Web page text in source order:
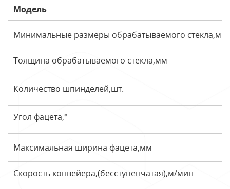
Модель
Минимальные размеры обрабатываемого стекла,мм
Толщина обрабатываемого стекла,мм
Количество шпинделей,шт.
Угол фацета,°
Максимальная ширина фацета,мм
Скорость конвейера,(бесступенчатая),м/мин